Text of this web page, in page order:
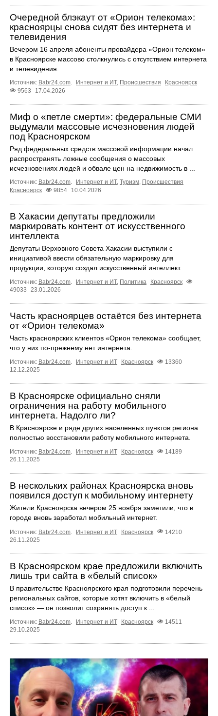
Очередной блэкаут от «Орион телекома»:
красноярцы снова сидят без интернета и
телевидения
Вечером 16 апреля абоненты провайдера «Орион телеком»
в Красноярске массово столкнулись с отсутствием интернета
и телевидения.
Источник: Babr24.com. Интернет и ИТ, Происшествия
Красноярск
9563
17.04.2026
Миф о «петле смерти»: федеральные СМИ
выдумали массовые исчезновения людей
под Красноярском
Ряд федеральных средств массовой информации начал
распространять ложные сообщения о массовых
исчезновениях людей и обвале цен на недвижимость в ...
Источник: Babr24.com. Интернет и ИТ, Туризм, Происшествия
Красноярск
9854 10.04.2026
В Хакасии депутаты предложили
маркировать контент от искусственного
интеллекта
Депутаты Верховного Совета Хакасии выступили с
инициативой ввести обязательную маркировку для
продукции, которую создал искусственный интеллект.
Источник: Babr24.com. Интернет и ИТ, Политика
Красноярск
49033
23.01.2026
Часть красноярцев остаётся без интернета
от «Орион телекома»
Часть красноярских клиентов «Орион телекома» сообщает,
что у них по-прежнему нет интернета.
Источник: Babr24.com. Интернет и ИТ Красноярск
13360
12.12.2025
В Красноярске официально сняли
ограничения на работу мобильного
интернета. Надолго ли?
В Красноярске и ряде других населенных пунктов региона
полностью восстановили работу мобильного интернета.
Источник: Babr24.com. Интернет и ИТ Красноярск
14189
26.11.2025
В нескольких районах Красноярска вновь
появился доступ к мобильному интернету
Жители Красноярска вечером 25 ноября заметили, что в
городе вновь заработал мобильный интернет.
Источник: Babr24.com Интернет и ИТ Красноярск
14210
26.11.2025
В Красноярском крае предложили включить
лишь три сайта в «белый список»
В правительстве Красноярского края подготовили перечень
региональных сайтов, которые хотят включить в «белый
список» — он позволит сохранять доступ к ...
Источник: Babr24.com Интернет и ИТ Красноярск
14511
29.10.2025